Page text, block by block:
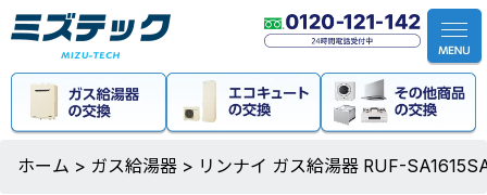
ホーム > ガス給湯器 > リンナイ ガス給湯器 RUF-